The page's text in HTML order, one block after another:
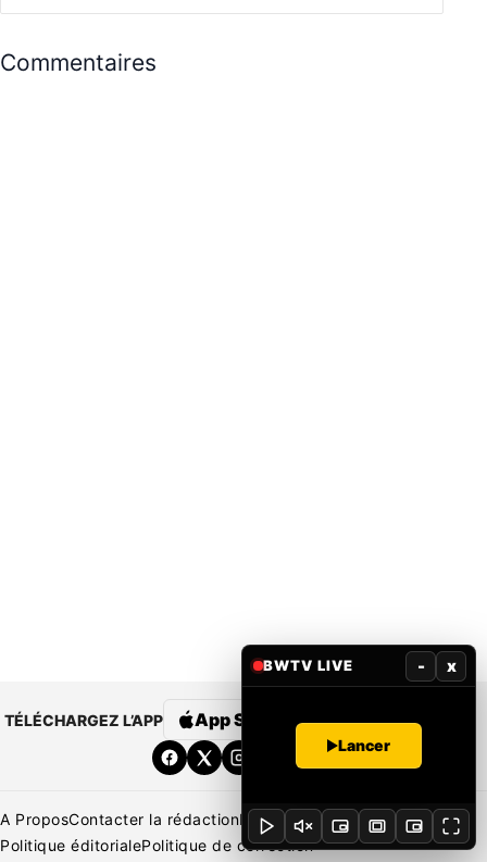
Commentaires
TÉLÉCHARGEZ L’APP App Store Google Play
A ProposContacter la rédactionRédaction Mentions légales
Politique éditorialePolitique de correction
BWTV LIVE - x
Lancer